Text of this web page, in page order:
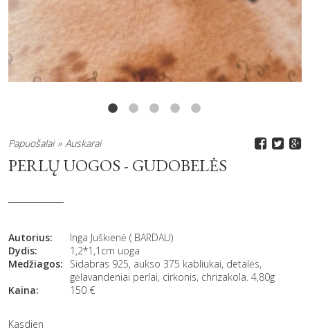
Papuošalai Auskarai
PERLŲ UOGOS - GUDOBELĖS
Autorius:
Inga Juškienė ( BARDAU)
Dydis:
1,2*1,1cm uoga
Medžiagos:
Sidabras 925, aukso 375 kabliukai, detalės,
gėlavandeniai perlai, cirkonis, chrizakola. 4,80g
Kaina:
150 €
Kasdien